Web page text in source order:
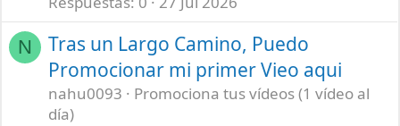
N
Tras un Largo Camino, Puedo
Promocionar mi primer Vieo aqui
nahu0093
Promociona tus vídeos (1 vídeo al
día)